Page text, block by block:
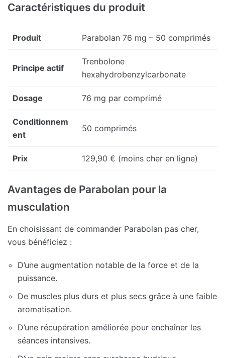
Caractéristiques du produit
Produit Parabolan 76 mg – 50 comprimés
Principe actif
Trenbolone
hexahydrobenzylcarbonate
Dosage 76 mg par comprimé
Conditionnem
ent
50 comprimés
Prix 129,90 € (moins cher en ligne)
Avantages de Parabolan pour la
musculation
En choisissant de commander Parabolan pas cher,
vous bénéficiez :
D’une augmentation notable de la force et de la
puissance.
De muscles plus durs et plus secs grâce à une faible
aromatisation.
D’une récupération améliorée pour enchaîner les
séances intensives.